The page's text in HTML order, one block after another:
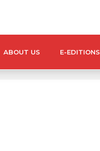
ABOUT US E-EDITIONS